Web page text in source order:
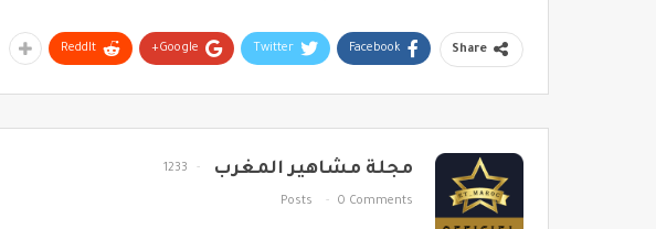
Share
Facebook
Twitter
Google+
ReddIt
مجلة مشاهير المغرب 1233
Posts 0 Comments